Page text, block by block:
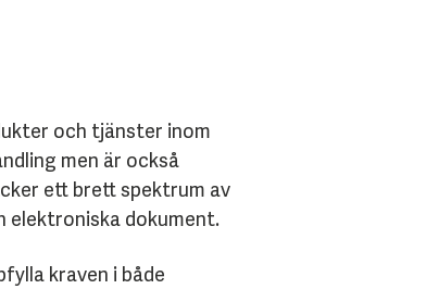
och tjänster inom
men är också
ett brett spektrum av
elektroniska dokument.
kraven i både